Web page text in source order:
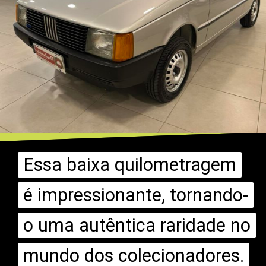
Essa baixa quilometragem
é impressionante, tornando-
o uma autêntica raridade no
mundo dos colecionadores.
Essa baixa quilometragem
é impressionante, tornando-
o uma autêntica raridade no
mundo dos colecionadores.